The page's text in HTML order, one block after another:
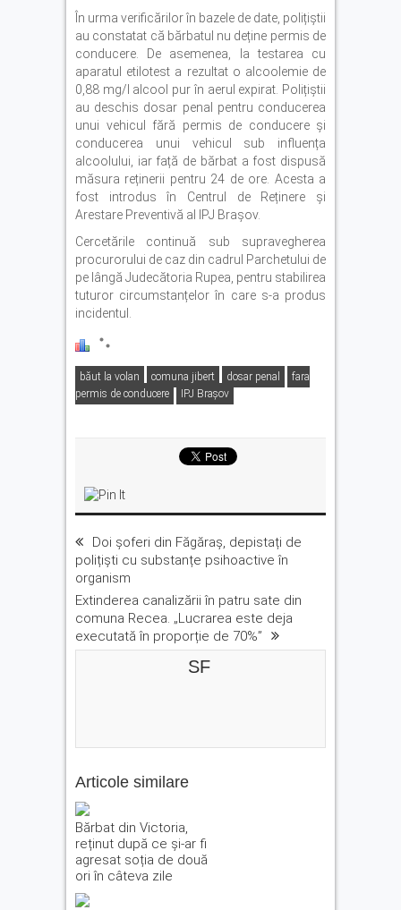
În urma verificărilor în bazele de date, polițiștii
au constatat că bărbatul nu deține permis de
conducere. De asemenea, la testarea cu
aparatul etilotest a rezultat o alcoolemie de
0,88 mg/l alcool pur în aerul expirat. Polițiștii
au deschis dosar penal pentru conducerea
unui vehicul fără permis de conducere și
conducerea unui vehicul sub influența
alcoolului, iar față de bărbat a fost dispusă
măsura reținerii pentru 24 de ore. Acesta a
fost introdus în Centrul de Reținere și
Arestare Preventivă al IPJ Brașov.
Cercetările continuă sub supravegherea
procurorului de caz din cadrul Parchetului de
pe lângă Judecătoria Rupea, pentru stabilirea
tuturor circumstanțelor în care s-a produs
incidentul.
băut la volan comuna jibert dosar penal
fara
permis de conducere
IPJ Brașov
Doi șoferi din Făgăraș, depistați de
polițiști cu substanțe psihoactive în
organism
Extinderea canalizării în patru sate din
comuna Recea. „Lucrarea este deja
executată în proporție de 70%”
SF
Articole similare
Bărbat din Victoria,
reținut după ce și-ar fi
agresat soția de două
ori în câteva zile